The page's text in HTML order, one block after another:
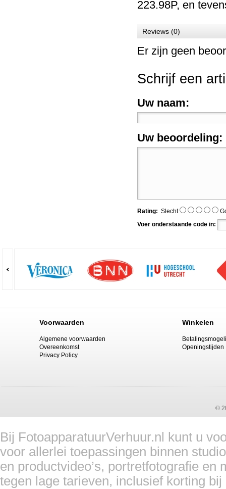
223.98P, en
Reviews (0)
Er zijn geen
Schrijf een
Uw naam:
Uw beoordeling:
Rating: Slecht
Voer onderstaande code in:
Voorwaarden Winkelen
Algemene voorwaarden
Overeenkomst
Privacy Policy
Openingstijden
©
Bij FotoapparatuurVerhuur.nl kunt u
voor allerlei toepassingen binnen
en productvideo’s, portretfotografie
tegen lage tarieven, inclusief korting